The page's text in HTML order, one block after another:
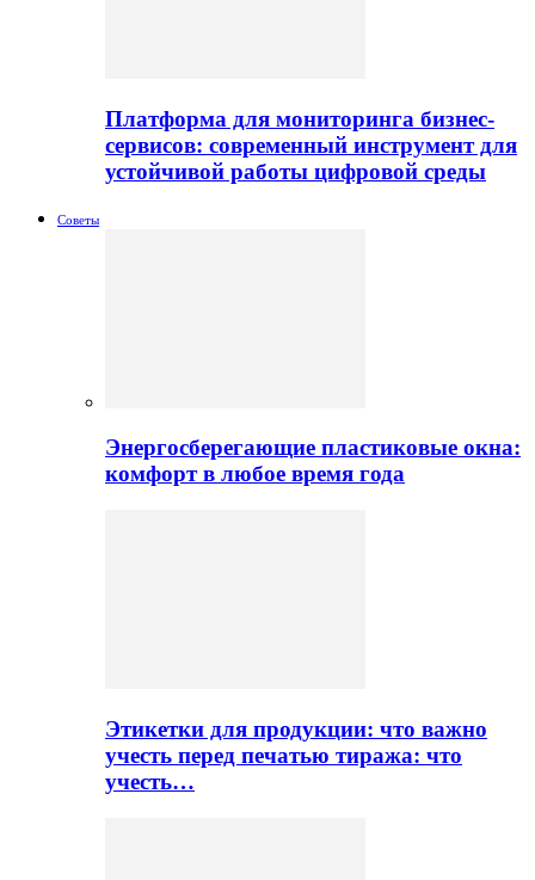
Платформа для мониторинга бизнес-
сервисов: современный инструмент для
устойчивой работы цифровой среды
Советы
Энергосберегающие пластиковые окна:
комфорт в любое время года
Этикетки для продукции: что важно
учесть перед печатью тиража: что
учесть…